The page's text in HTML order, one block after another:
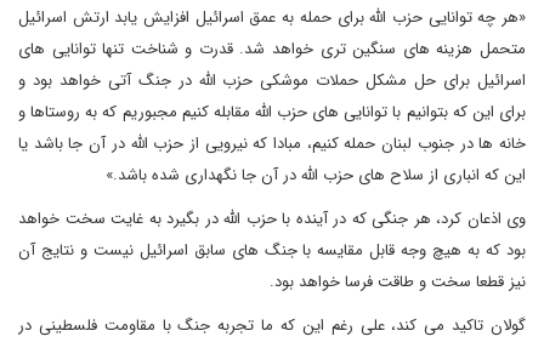
«هر چه توانایی حزب الله برای حمله به عمق اسرائیل افزایش یابد ارتش اسرائیل
متحمل هزینه های سنگین تری خواهد شد. قدرت و شناخت تنها توانایی های
اسرائیل برای حل مشکل حملات موشکی حزب الله در جنگ آتی خواهد بود و
برای این که بتوانیم با توانایی های حزب الله مقابله کنیم مجبوریم که به روستاها و
خانه ها در جنوب لبنان حمله کنیم، مبادا که نیرویی از حزب الله در آن جا باشد یا
این که انباری از سلاح های حزب الله در آن جا نگهداری شده باشد.»
وی اذعان کرد، هر جنگی که در آینده با حزب الله در بگیرد به غایت سخت خواهد
بود که به هیچ وجه قابل مقایسه با جنگ های سابق اسرائیل نیست و نتایج آن
نیز قطعا سخت و طاقت فرسا خواهد بود.
گولان تاکید می کند، علی رغم این که ما تجربه جنگ با مقاومت فلسطینی در